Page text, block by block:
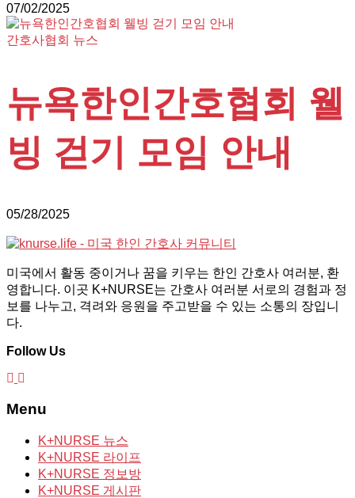
07/02/2025
간호사협회 뉴스
뉴욕한인간호협회 웰
빙 걷기 모임 안내
05/28/2025
미국에서 활동 중이거나 꿈을 키우는 한인 간호사 여러분, 환
영합니다. 이곳 K+NURSE는 간호사 여러분 서로의 경험과 정
보를 나누고, 격려와 응원을 주고받을 수 있는 소통의 장입니
다.
Follow Us
Menu
K+NURSE 뉴스
K+NURSE 라이프
K+NURSE 정보방
K+NURSE 게시판